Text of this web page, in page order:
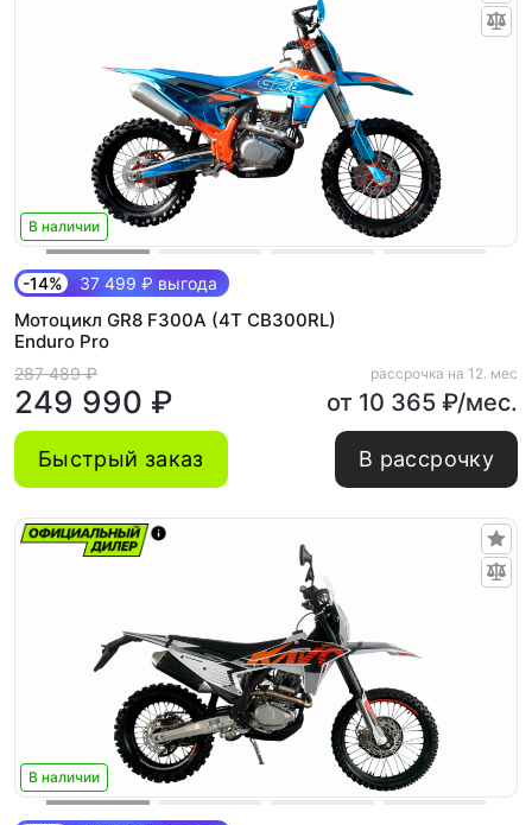
В наличии
-14% 37 499 ₽ выгода
Мотоцикл GR8 F300A (4T CB300RL)
Enduro Pro
287 489 ₽
249 990 ₽
рассрочка на 12. мес
от 10 365 ₽/мес.
Быстрый заказ В рассрочку
В наличии